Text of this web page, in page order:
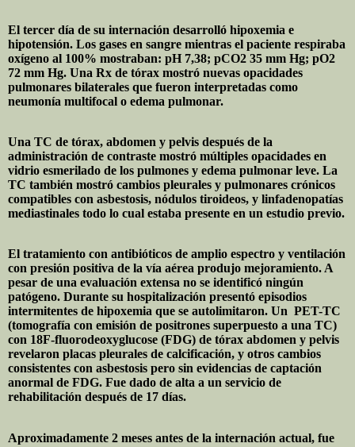
El tercer día de su internación desarrolló hipoxemia e
hipotensión. Los gases en sangre mientras el paciente respiraba
oxígeno al 100% mostraban: pH 7,38; pCO2 35 mm Hg; pO2
72 mm Hg. Una Rx de tórax mostró nuevas opacidades
pulmonares bilaterales que fueron interpretadas como
neumonía multifocal o edema pulmonar.
Una TC de tórax, abdomen y pelvis después de la
administración de contraste mostró múltiples opacidades en
vidrio esmerilado de los pulmones y edema pulmonar leve. La
TC también mostró cambios pleurales y pulmonares crónicos
compatibles con asbestosis, nódulos tiroideos, y linfadenopatías
mediastinales todo lo cual estaba presente en un estudio previo.
El tratamiento con antibióticos de amplio espectro y ventilación
con presión positiva de la vía aérea produjo mejoramiento. A
pesar de una evaluación extensa no se identificó ningún
patógeno. Durante su hospitalización presentó episodios
intermitentes de hipoxemia que se autolimitaron. Un PET-TC
(tomografía con emisión de positrones superpuesto a una TC)
con 18F-fluorodeoxyglucose (FDG) de tórax abdomen y pelvis
revelaron placas pleurales de calcificación, y otros cambios
consistentes con asbestosis pero sin evidencias de captación
anormal de FDG. Fue dado de alta a un servicio de
rehabilitación después de 17 días.
Aproximadamente 2 meses antes de la internación actual, fue